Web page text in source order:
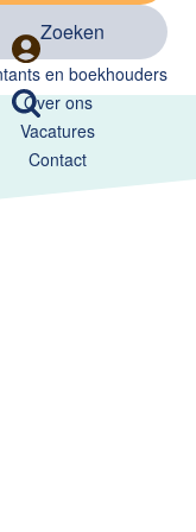
en boekhouders
Over ons
Vacatures
Contact
Zoeken